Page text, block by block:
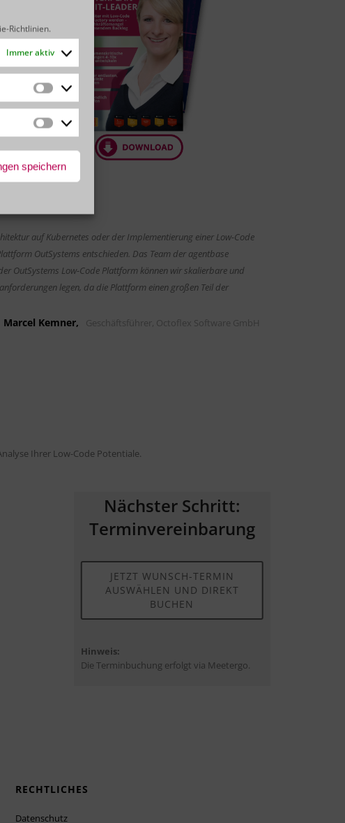
Richtlinien.
Immer aktiv
Statistiken
Marketing
speichern
auf Kubernetes oder der Implementierung einer Low-Code
OutSystems entschieden. Das Team der agentbase
OutSystems Low-Code Plattform können wir skalierbare und
legen, da die Plattform einen großen Teil der
Marcel Kemner, Geschäftsführer, Octoflex Software GmbH
Ihrer Low-Code Potentiale.
Nächster Schritt:
Terminvereinbarung
JETZT WUNSCH-TERMIN
AUSWÄHLEN UND DIREKT
BUCHEN
Hinweis:
Die Terminbuchung erfolgt via Meetergo.
RECHTLICHES
Datenschutz